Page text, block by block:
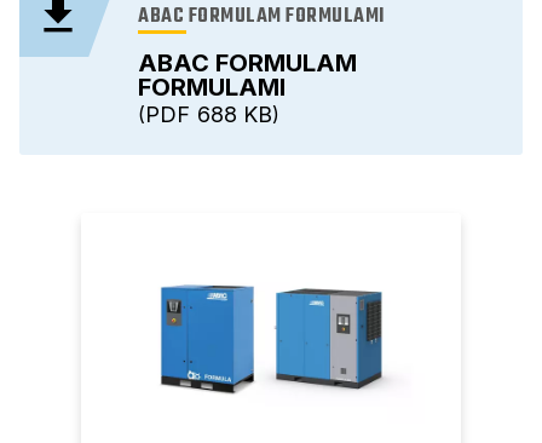
ABAC FORMULAM
FORMULAMI
ABAC FORMULAM FORMULAMI
688 KB
PDF